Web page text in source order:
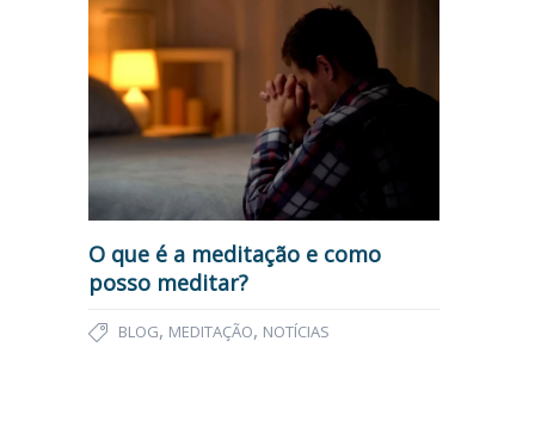
O que é a meditação e como
posso meditar?
BLOG, MEDITAÇÃO, NOTÍCIAS